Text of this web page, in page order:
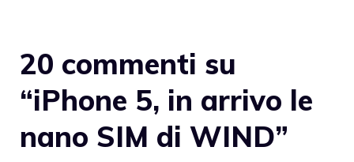
20 commenti su
“iPhone 5, in arrivo le
nano SIM di WIND”